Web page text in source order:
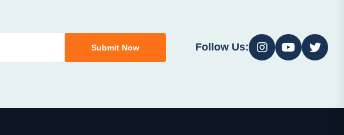
Submit Now Follow Us: